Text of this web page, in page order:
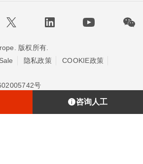
咨询人工
版权所有.
隐私政策
COOKIE政策
号
限责任公司
沪ICP备20013748号-2